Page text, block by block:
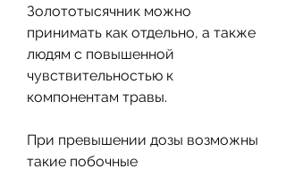
Золототысячник можно
принимать как отдельно, а также
людям с повышенной
чувствительностью к
компонентам травы.
При превышении дозы возможны
такие побочные